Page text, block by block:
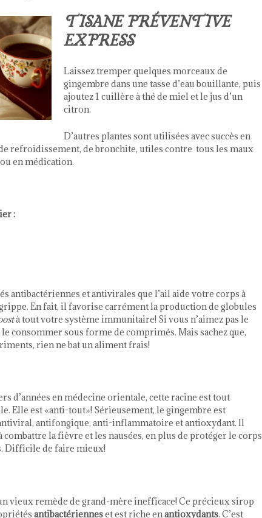
TISANE PRÉVENTIVE
EXPRESS
Laissez tremper quelques morceaux de
gingembre dans une tasse d’eau bouillante, puis
ajoutez 1 cuillère à thé de miel et le jus d’un
citron.
D’autres plantes sont utilisées avec succès en
refroidissement, de bronchite, utiles contre tous les maux
en médication.
:
antibactériennes et antivirales que l’ail aide votre corps à
En fait, il favorise carrément la production de globules
à tout votre système immunitaire! Si vous n’aimez pas le
consommer sous forme de comprimés. Mais sachez que,
rien ne bat un aliment frais!
d’années en médecine orientale, cette racine est tout
Elle est «anti-tout»! Sérieusement, le gingembre est
antifongique, anti-inflammatoire et antioxydant. Il
la fièvre et les nausées, en plus de protéger le corps
Difficile de faire mieux!
vieux remède de grand-mère inefficace! Ce précieux sirop
antibactérienneset est riche enantioxydants. C’est